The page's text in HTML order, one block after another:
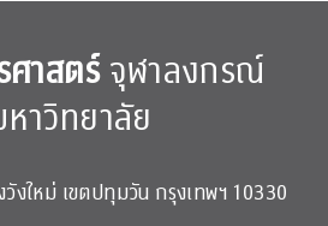
าสตร์จุฬาลงกรณ์
าวิทยาลัย
งใหม่ เขตปทุมวัน กรุงเทพฯ 10330